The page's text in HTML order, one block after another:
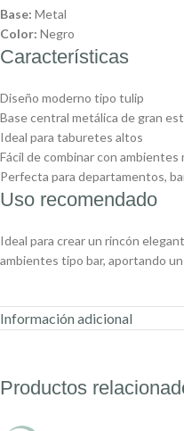
Base: Metal
Color: Negro
Características
Diseño moderno tipo tulip
Base central metálica de gran
Ideal para taburetes altos
Fácil de combinar con ambientes
Perfecta para departamentos,
Uso recomendado
Ideal para crear un rincón
ambientes tipo bar, aportando
Información adicional
Productos